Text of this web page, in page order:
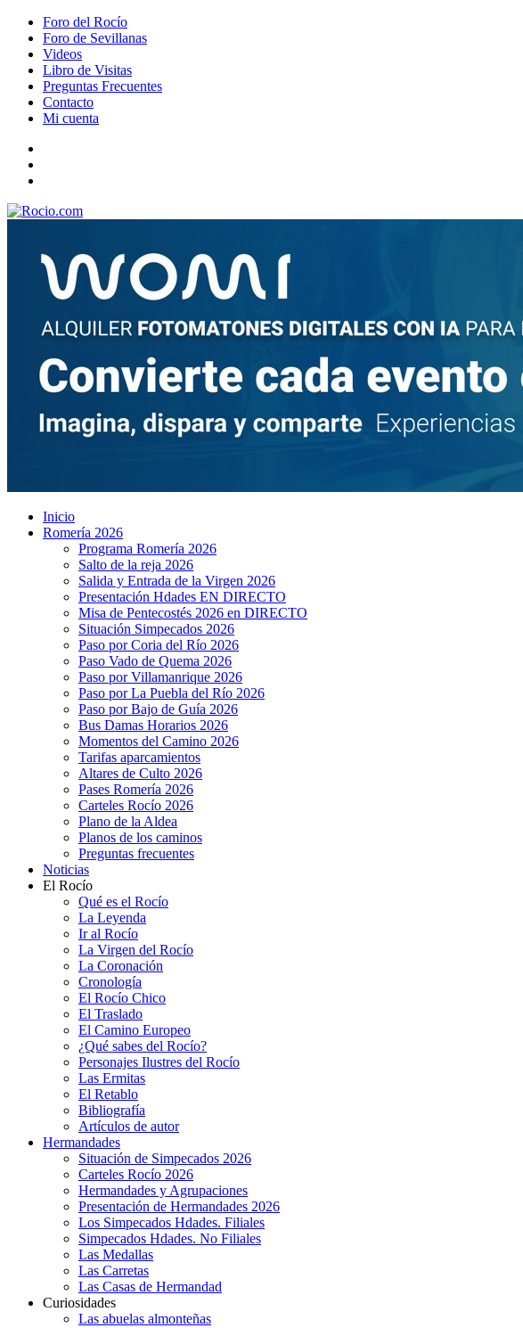
Foro del Rocío
Foro de Sevillanas
Videos
Libro de Visitas
Preguntas Frecuentes
Contacto
Mi cuenta
Inicio
Romería 2026
Programa Romería 2026
Salto de la reja 2026
Salida y Entrada de la Virgen 2026
Presentación Hdades EN DIRECTO
Misa de Pentecostés 2026 en DIRECTO
Situación Simpecados 2026
Paso por Coria del Río 2026
Paso Vado de Quema 2026
Paso por Villamanrique 2026
Paso por La Puebla del Río 2026
Paso por Bajo de Guía 2026
Bus Damas Horarios 2026
Momentos del Camino 2026
Tarifas aparcamientos
Altares de Culto 2026
Pases Romería 2026
Carteles Rocío 2026
Plano de la Aldea
Planos de los caminos
Preguntas frecuentes
Noticias
El Rocío
Qué es el Rocío
La Leyenda
Ir al Rocío
La Virgen del Rocío
La Coronación
Cronología
El Rocío Chico
El Traslado
El Camino Europeo
¿Qué sabes del Rocío?
Personajes Ilustres del Rocío
Las Ermitas
El Retablo
Bibliografía
Artículos de autor
Hermandades
Situación de Simpecados 2026
Carteles Rocío 2026
Hermandades y Agrupaciones
Presentación de Hermandades 2026
Los Simpecados Hdades. Filiales
Simpecados Hdades. No Filiales
Las Medallas
Las Carretas
Las Casas de Hermandad
Curiosidades
Las abuelas almonteñas